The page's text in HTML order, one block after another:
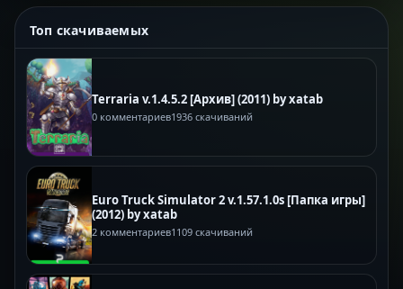
Топ скачиваемых
Terraria v.1.4.5.2 [Архив] (2011) by xatab
0 комментариев1936 скачиваний
Euro Truck Simulator 2 v.1.57.1.0s [Папка игры]
(2012) by xatab
2 комментариев1109 скачиваний